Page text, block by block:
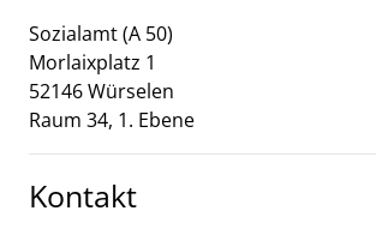
Sozialamt (A 50)
Morlaixplatz 1
52146Würselen
Raum 34, 1. Ebene
Kontakt